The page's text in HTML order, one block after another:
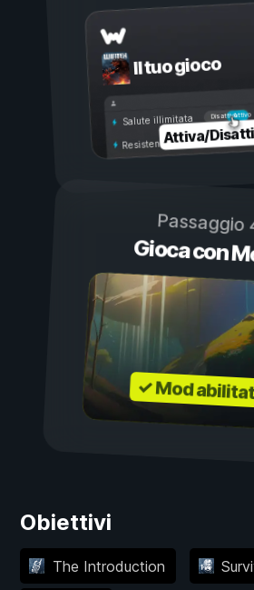
Il tuo gioco
Attivo
Disattivo
Salute illimitata
Resistenza illimitata
Attiva/
Passaggio
Gioca con
✓ Mod
Obiettivi
The Introduction